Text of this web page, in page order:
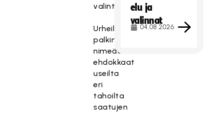
valintaan.
Urheilugaalan
palkintolautakunta
nimeää
ehdokkaat
useilta
eri
tahoilta
saatujen
elu ja
valinnat
04.08.2026